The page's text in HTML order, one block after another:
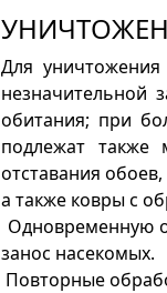
Для
незначительной
обитания; при
подлежат также
отставания
а также ковры с
Одновременную
занос насекомых.
Повторные